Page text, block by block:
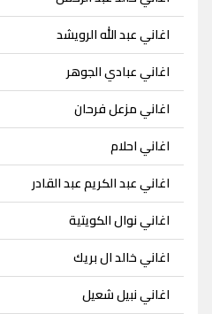
اغاني عبد الله الرويشد
اغاني عبادي الجوهر
اغاني مزعل فرحان
اغاني احلام
اغاني عبد الكريم عبد القادر
اغاني نوال الكويتية
اغاني خالد ال بريك
اغاني نبيل شعيل